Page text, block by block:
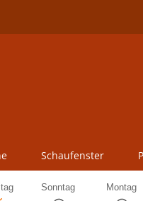
Schaufenster